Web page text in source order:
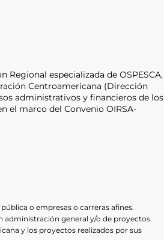
especializada de OSPESCA,
Centroamericana (Dirección
administrativos y financieros de los
el marco del Convenio OIRSA-
o empresas o carreras afines.
administración general y/o de proyectos.
y los proyectos realizados por sus